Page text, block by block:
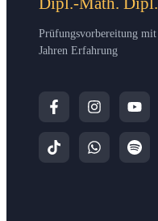
Prüfungsvorbereitung
Jahren Erfahrung